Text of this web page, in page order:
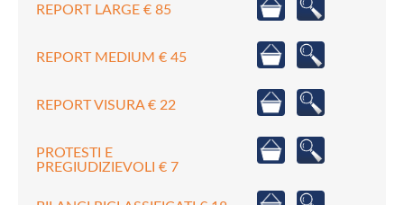
REPORT LARGE € 85
REPORT MEDIUM € 45
REPORT VISURA € 22
PROTESTI E
PREGIUDIZIEVOLI € 7